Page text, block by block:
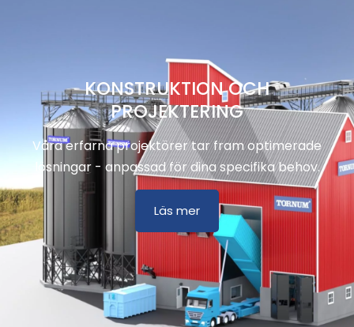
KONSTRUKTION OCH
PROJEKTERING
Våra erfarna projektörer tar fram optimerade
lösningar - anpassad för dina specifika behov.
Läs mer